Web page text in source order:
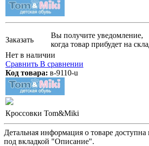
Заказать
Вы получите уведомление,
когда товар прибудет на
Нет в наличии
Сравнить В сравнении
Код товара: в-9110-u
Кроссовки Tom&Miki
Детальная информация о товаре
под вкладкой "Описание".